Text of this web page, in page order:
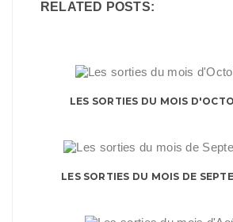
RELATED POSTS:
LES SORTIES DU MOIS
LES SORTIES DU MOIS DE